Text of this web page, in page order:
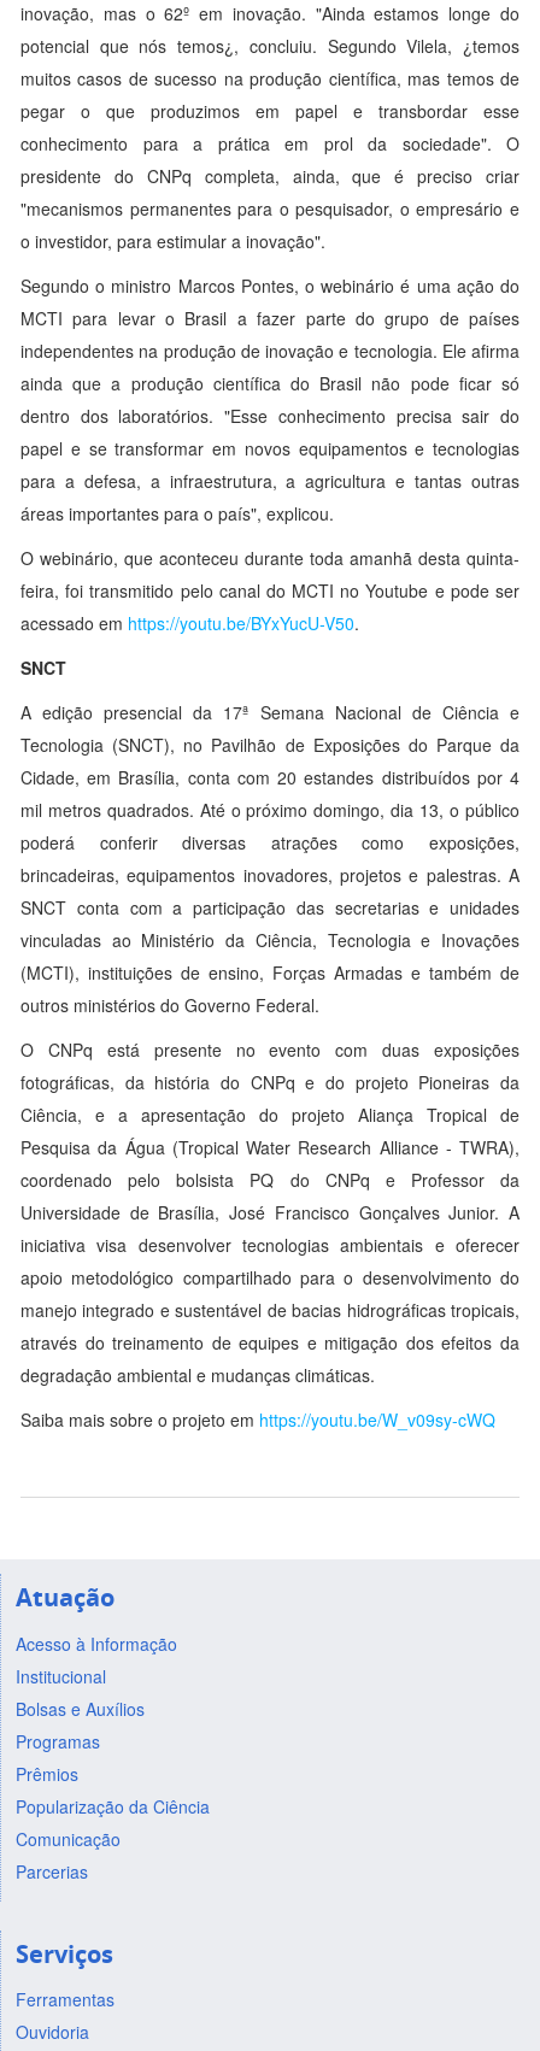
inovação, mas o 62º em inovação. "Ainda estamos longe do
potencial que nós temos¿, concluiu. Segundo Vilela, ¿temos
muitos casos de sucesso na produção científica, mas temos de
pegar o que produzimos em papel e transbordar esse
conhecimento para a prática em prol da sociedade". O
presidente do CNPq completa, ainda, que é preciso criar
"mecanismos permanentes para o pesquisador, o empresário e
o investidor, para estimular a inovação".
Segundo o ministro Marcos Pontes, o webinário é uma ação do
MCTI para levar o Brasil a fazer parte do grupo de países
independentes na produção de inovação e tecnologia. Ele afirma
ainda que a produção científica do Brasil não pode ficar só
dentro dos laboratórios. "Esse conhecimento precisa sair do
papel e se transformar em novos equipamentos e tecnologias
para a defesa, a infraestrutura, a agricultura e tantas outras
áreas importantes para o país", explicou.
O webinário, que aconteceu durante toda amanhã desta quinta-
feira, foi transmitido pelo canal do MCTI no Youtube e pode ser
acessado em https://youtu.be/BYxYucU-V50.
SNCT
A edição presencial da 17ª Semana Nacional de Ciência e
Tecnologia (SNCT), no Pavilhão de Exposições do Parque da
Cidade, em Brasília, conta com 20 estandes distribuídos por 4
mil metros quadrados. Até o próximo domingo, dia 13, o público
poderá conferir diversas atrações como exposições,
brincadeiras, equipamentos inovadores, projetos e palestras. A
SNCT conta com a participação das secretarias e unidades
vinculadas ao Ministério da Ciência, Tecnologia e Inovações
(MCTI), instituições de ensino, Forças Armadas e também de
outros ministérios do Governo Federal.
O CNPq está presente no evento com duas exposições
fotográficas, da história do CNPq e do projeto Pioneiras da
Ciência, e a apresentação do projeto Aliança Tropical de
Pesquisa da Água (Tropical Water Research Alliance - TWRA),
coordenado pelo bolsista PQ do CNPq e Professor da
Universidade de Brasília, José Francisco Gonçalves Junior. A
iniciativa visa desenvolver tecnologias ambientais e oferecer
apoio metodológico compartilhado para o desenvolvimento do
manejo integrado e sustentável de bacias hidrográficas tropicais,
através do treinamento de equipes e mitigação dos efeitos da
degradação ambiental e mudanças climáticas.
Saiba mais sobre o projeto em https://youtu.be/W_v09sy-cWQ
Atuação
Acesso à Informação
Institucional
Bolsas e Auxílios
Programas
Prêmios
Popularização da Ciência
Comunicação
Parcerias
Serviços
Ferramentas
Ouvidoria